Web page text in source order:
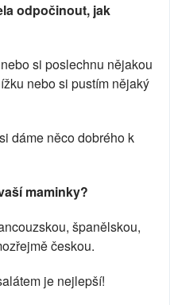
odpočinout, jak
si poslechnu nějakou
nebo si pustím nějaký
dáme něco dobrého k
maminky?
španělskou,
českou.
je nejlepší!